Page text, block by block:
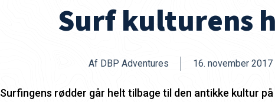
Surf kulturens
Af DBP Adventures 16. november 2017
Surfingens rødder går helt tilbage til den antikke kultur